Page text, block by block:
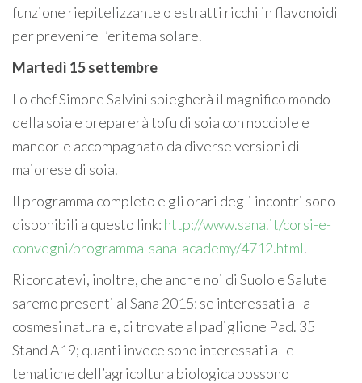
funzione riepitelizzante o estratti ricchi in flavonoidi
per prevenire l’eritema solare.
Martedì 15 settembre
Lo chef Simone Salvini spiegherà il magnifico mondo
della soia e preparerà tofu di soia con nocciole e
mandorle accompagnato da diverse versioni di
maionese di soia.
Il programma completo e gli orari degli incontri sono
disponibili a questo link: http://www.sana.it/corsi-e-
convegni/programma-sana-academy/4712.html.
Ricordatevi, inoltre, che anche noi di Suolo e Salute
saremo presenti al Sana 2015: se interessati alla
cosmesi naturale, ci trovate al padiglione Pad. 35
Stand A19; quanti invece sono interessati alle
tematiche dell’agricoltura biologica possono